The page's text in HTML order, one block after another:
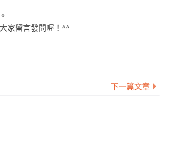
。
家留言發問喔！^^
下一篇文章